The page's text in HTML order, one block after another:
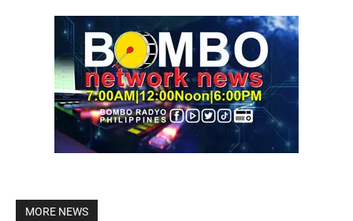
MORE NEWS